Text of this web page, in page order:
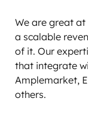
We are great
a scalable
of it. Our
that integrate
Amplemarket,
others.